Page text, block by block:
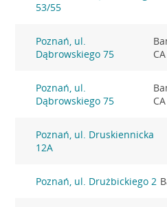
53/55
Poznań, ul.
Dąbrowskiego 75
Poznań, ul.
Dąbrowskiego 75
Poznań, ul. Druskiennicka
12A
Poznań, ul. Drużbickiego 2